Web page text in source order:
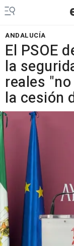
ANDALUCÍA
El PSOE
la
reales
la cesión